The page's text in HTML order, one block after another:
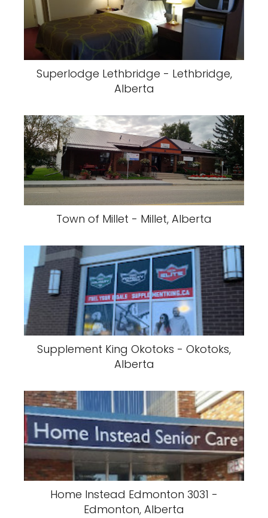
Superlodge Lethbridge - Lethbridge,
Alberta
Town of Millet - Millet, Alberta
Supplement King Okotoks - Okotoks,
Alberta
Home Instead Edmonton 3031 -
Edmonton, Alberta